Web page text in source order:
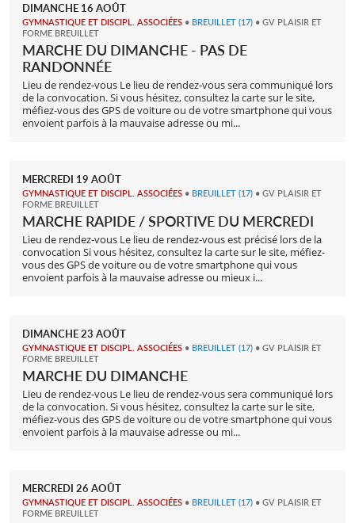
DIMANCHE 16 AOÛT
GYMNASTIQUE ET DISCIPL. ASSOCIÉES • BREUILLET (17) • GV PLAISIR ET
FORME BREUILLET
MARCHE DU DIMANCHE - PAS DE
RANDONNÉE
Lieu de rendez-vous Le lieu de rendez-vous sera communiqué lors
de la convocation. Si vous hésitez, consultez la carte sur le site,
méfiez-vous des GPS de voiture ou de votre smartphone qui vous
envoient parfois à la mauvaise adresse ou mi...
MERCREDI 19 AOÛT
GYMNASTIQUE ET DISCIPL. ASSOCIÉES • BREUILLET (17) • GV PLAISIR ET
FORME BREUILLET
MARCHE RAPIDE / SPORTIVE DU MERCREDI
Lieu de rendez-vous Le lieu de rendez-vous est précisé lors de la
convocation Si vous hésitez, consultez la carte sur le site, méfiez-
vous des GPS de voiture ou de votre smartphone qui vous
envoient parfois à la mauvaise adresse ou mieux i...
DIMANCHE23 AOÛT
GYMNASTIQUE ET DISCIPL. ASSOCIÉES • BREUILLET (17) • GV PLAISIR ET
FORME BREUILLET
MARCHE DU DIMANCHE
Lieu de rendez-vous Le lieu de rendez-vous sera communiqué lors
de la convocation. Si vous hésitez, consultez la carte sur le site,
méfiez-vous des GPS de voiture ou de votre smartphone qui vous
envoient parfois à la mauvaise adresse ou mi...
MERCREDI 26 AOÛT
GYMNASTIQUE ET DISCIPL. ASSOCIÉES • BREUILLET (17) • GV PLAISIR ET
FORME BREUILLET